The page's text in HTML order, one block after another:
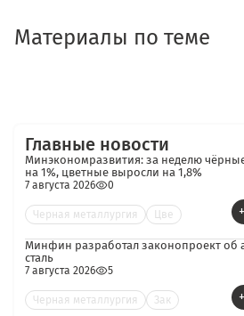
Материалы по теме
Главные новости
Минэкономразвития: за неделю
на 1%, цветные выросли на 1,8%
7 августа 2026 0
Черная металлургия Цве
Минфин разработал законопроект об
сталь
7 августа 2026 5
Черная металлургия Зак